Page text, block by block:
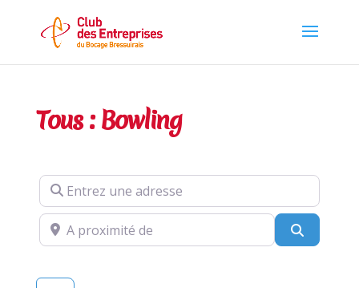
Tous : Bowling
Entrez une adresse
A proximité de